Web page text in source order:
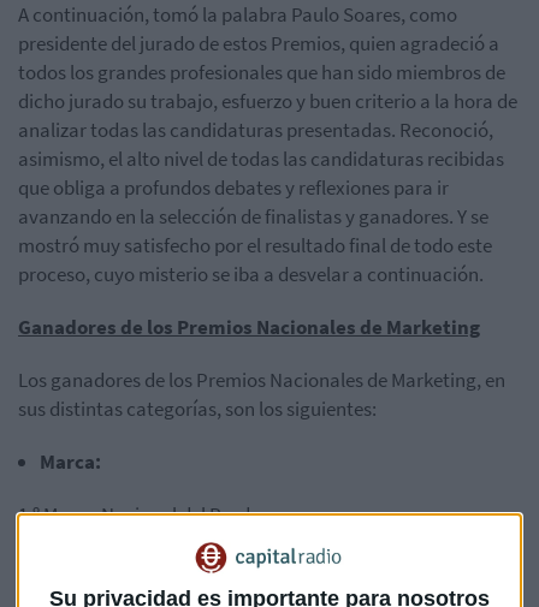
Su privacidad es importante para nosotros
A continuación, tomó la palabra Paulo Soares, como
presidente del jurado de estos Premios, quien agradeció a
todos los grandes profesionales que han sido miembros de
dicho jurado su trabajo, esfuerzo y buen criterio a la hora de
analizar todas las candidaturas presentadas. Reconoció,
asimismo, el alto nivel de todas las candidaturas recibidas
que obliga a profundos debates y reflexiones para ir
avanzando en la selección de finalistas y ganadores. Y se
mostró muy satisfecho por el resultado final de todo este
proceso, cuyo misterio se iba a desvelar a continuación.
Ganadores de los Premios Nacionales de Marketing
Los ganadores de los Premios Nacionales de Marketing, en
sus distintas categorías, son los siguientes:
Marca:
1.º Museo Nacional del Prado